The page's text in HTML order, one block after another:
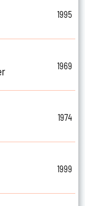
1995
1969
1974
1999